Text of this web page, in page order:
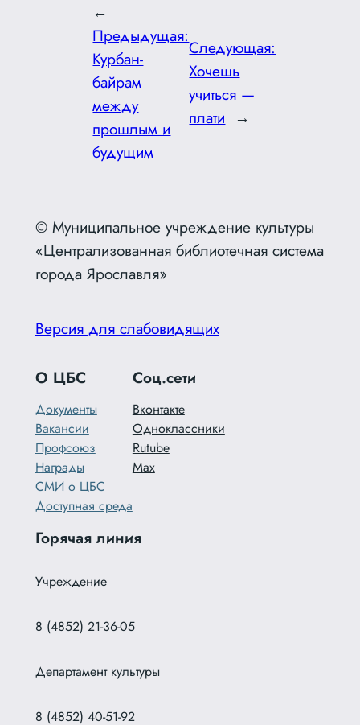
←
Предыдущая:
Курбан-
байрам
между
прошлым и
будущим
Следующая:
Хочешь
учиться —
плати →
© Муниципальное учреждение культуры
«Централизованная библиотечная система
города Ярославля»
Версия для слабовидящих
О ЦБС
Документы
Вакансии
Профсоюз
Награды
СМИ о ЦБС
Доступная среда
Соц.сети
Вконтакте
Одноклассники
Rutube
Max
Горячая линия
Учреждение
8 (4852) 21-36-05
Департамент культуры
8 (4852) 40-51-92